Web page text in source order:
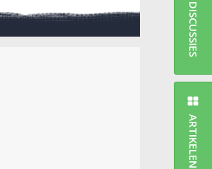
DISCUSSIES
ARTIKELEN